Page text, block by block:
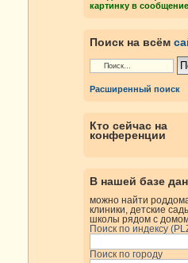
картинку в
Поиск на всём
Расширенный поиск
Кто сейчас на
конференции
В нашей базе
можно найти
клиники, детские
школы рядом с
Поиск по индексу
Поиск по городу